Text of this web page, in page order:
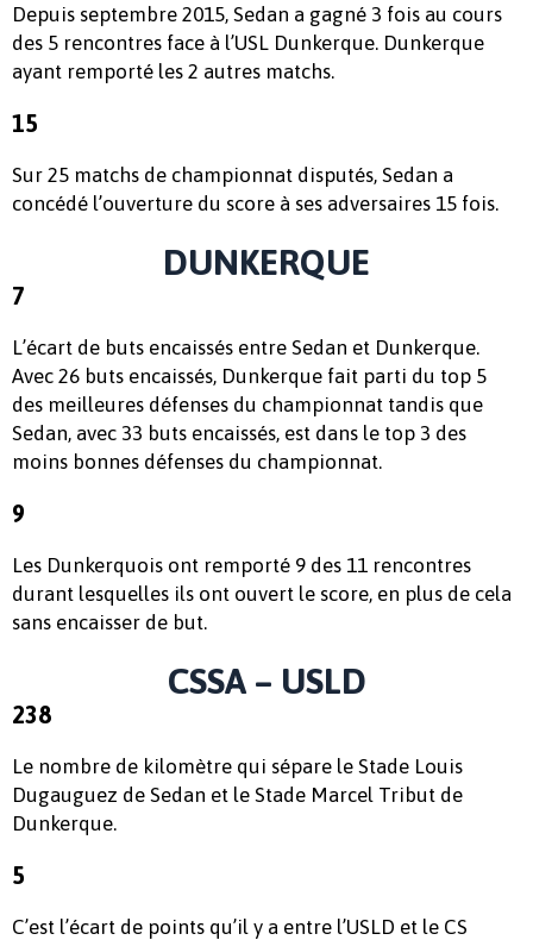
Depuis septembre 2015, Sedan a gagné 3 fois au cours
des 5 rencontres face à l’USL Dunkerque. Dunkerque
ayant remporté les 2 autres matchs.
15
Sur 25 matchs de championnat disputés, Sedan a
concédé l’ouverture du score à ses adversaires 15 fois.
DUNKERQUE
7
L’écart de buts encaissés entre Sedan et Dunkerque.
Avec 26 buts encaissés, Dunkerque fait parti du top 5
des meilleures défenses du championnat tandis que
Sedan, avec 33 buts encaissés, est dans le top 3 des
moins bonnes défenses du championnat.
9
Les Dunkerquois ont remporté 9 des 11 rencontres
durant lesquelles ils ont ouvert le score, en plus de cela
sans encaisser de but.
CSSA – USLD
238
Le nombre de kilomètre qui sépare le Stade Louis
Dugauguez de Sedan et le Stade Marcel Tribut de
Dunkerque.
5
C’est l’écart de points qu’il y a entre l’USLD et le CS